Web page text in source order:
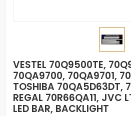
VESTEL 70Q9500TE,
70QA9700, 70QA9701,
TOSHIBA 70QA5D63DT,
REGAL 70R66QA11, JVC
LED BAR, BACKLIGHT